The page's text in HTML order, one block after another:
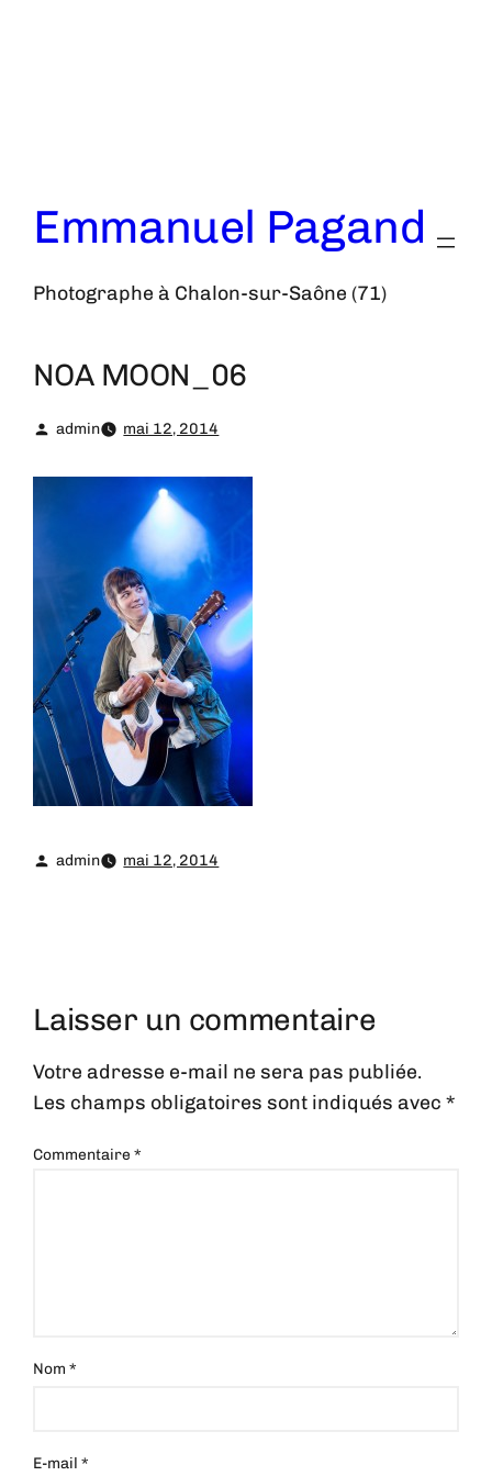
Emmanuel Pagand
Photographe à Chalon-sur-Saône (71)
NOA MOON_06
admin mai 12, 2014
admin mai 12, 2014
Laisser un commentaire
Votre adresse e-mail ne sera pas publiée.
Les champs obligatoires sont indiqués avec*
Commentaire*
Nom*
E-mail*